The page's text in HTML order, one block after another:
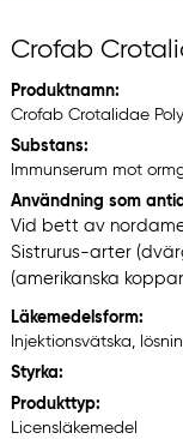
Crofab
Produktnamn:
Crofab Crotalidae
Substans:
Immunserum mot
Användning som
Vid bett av
Sistrurus-arter
(amerikanska
Läkemedelsform:
Injektionsvätska,
Styrka:
Produkttyp:
Licensläkemedel